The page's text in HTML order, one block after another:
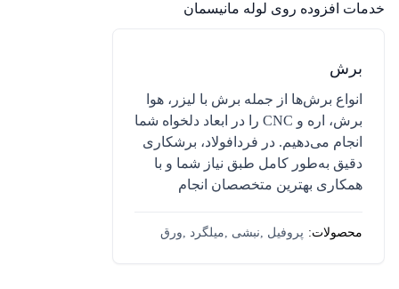
ورود ثبت‌نام افزودن به سبد خرید
افزودن به سبد خرید
افزودن به سبد خرید
خدمات افزوده روی لوله مانیسمان
برش
انواع برش‌ها از جمله برش با لیزر، هوا
برش، اره و CNC را در ابعاد دلخواه شما
انجام می‌دهیم. در فردافولاد، برشکاری
دقیق به‌طور کامل طبق نیاز شما و با
همکاری بهترین متخصصان انجام
محصولات: پروفیل ,نبشی ,میلگرد ,ورق